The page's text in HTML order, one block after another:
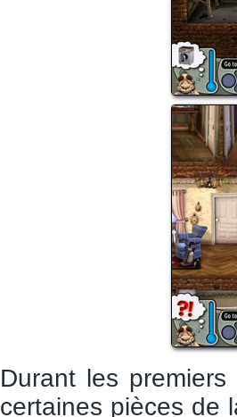
Durant les
certaines pièces de